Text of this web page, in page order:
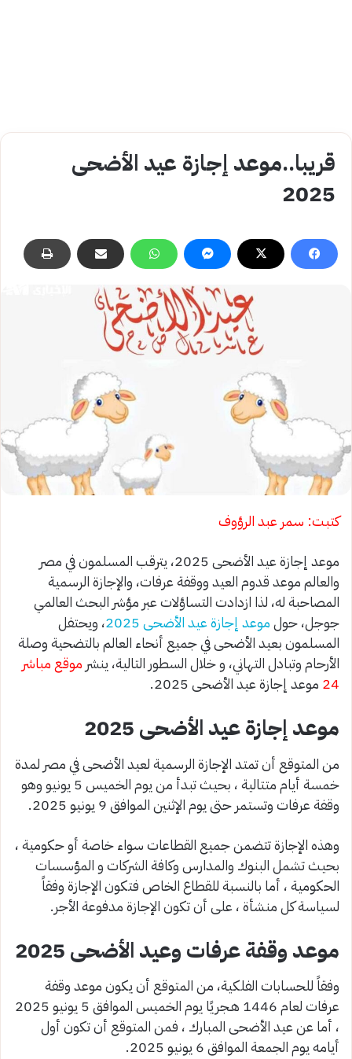
قريبا..موعد إجازة عيد الأضحى
2025
كتبت: سمر عبد الرؤوف
موعد إجازة عيد الأضحى 2025، يترقب المسلمون في مصر
والعالم موعد قدوم العيد ووقفة عرفات، والإجازة الرسمية
المصاحبة له، لذا ازدادت التساؤلات عبر مؤشر البحث العالمي
جوجل، حولموعد إجازة عيد الأضحى 2025
، ويحتفل
المسلمون بعيد الأضحى في جميع أنحاء العالم بالتضحية وصلة
الأرحام وتبادل التهاني، و خلال السطور التالية، ينشر موقع مباشر
24 موعد إجازة عيد الأضحى 2025.
موعد إجازة عيد الأضحى 2025
من المتوقع أن تمتد الإجازة الرسمية لعيد الأضحى في مصر لمدة
خمسة أيام متتالية ، بحيث تبدأ من يوم الخميس 5 يونيو وهو
وقفة عرفات وتستمر حتى يوم الإثنين الموافق 9 يونيو 2025.
وهذه الإجازة تتضمن جميع القطاعات سواء خاصة أو حكومية ،
بحيث تشمل البنوك والمدارس وكافة الشركات و المؤسسات
الحكومية ، أما بالنسبة للقطاع الخاص فتكون الإجازة وفقاً
لسياسة كل منشأة ، على أن تكون الإجازة مدفوعة الأجر.
موعد وقفة عرفات وعيد الأضحى 2025
وفقاً للحسابات الفلكية، من المتوقع أن يكون موعد وقفة
عرفات لعام 1446 هـجريًا يوم الخميس الموافق 5 يونيو 2025
، أما عن عيد الأضحى المبارك ، فمن المتوقع أن تكون أول
أيامه يوم الجمعة الموافق 6 يونيو 2025.